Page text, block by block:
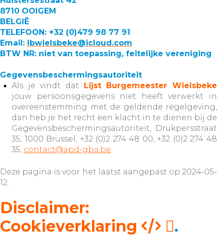
8710 OOIGEM
BELGIË
TELEFOON: +32 (0)479 98 77 91
Email: lbwielsbeke@icloud.com
BTW NR: niet van toepassing, feitelijke vereniging
Gegevensbeschermingsautoriteit
Als je vindt dat Lijst Burgemeester Wielsbeke
jouw persoonsgegevens niet heeft verwerkt in
overeenstemming met de geldende regelgeving,
dan heb je het recht een klacht in te dienen bij de
Gegevensbeschermingsautoriteit, Drukpersstraat
35, 1000 Brussel, +32 (0)2 274 48 00, +32 (0)2 274 48
35, contact@apd-gba.be
Deze pagina is voor het laatst aangepast op 2024-05-
12.
Disclaimer:
Cookieverklaring
.